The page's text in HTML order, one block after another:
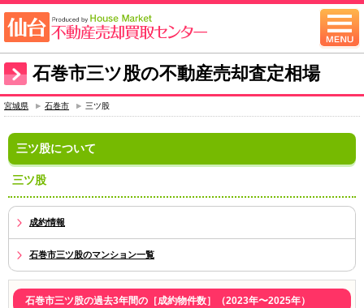
石巻市三ツ股の不動産売却査定相場
宮城県 石巻市 三ツ股
三ツ股について
三ツ股
成約情報
石巻市三ツ股のマンション一覧
石巻市三ツ股の過去3年間の［成約物件数］（2023年〜2025年）